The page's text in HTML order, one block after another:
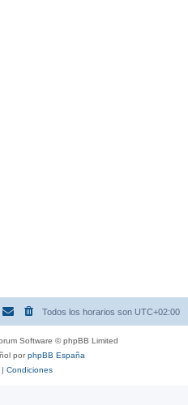
Todos los horarios son UTC+02:00
Software © phpBB Limited
porphpBB España
| Condiciones